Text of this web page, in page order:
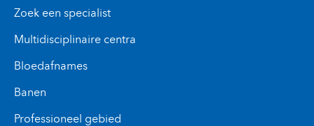
Zoek een specialist
Multidisciplinaire centra
Bloedafnames
Banen
Professioneel gebied